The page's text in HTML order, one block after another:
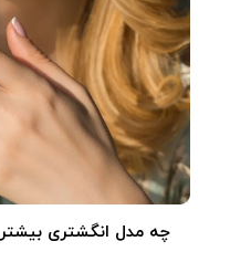
چه مدل انگشتری